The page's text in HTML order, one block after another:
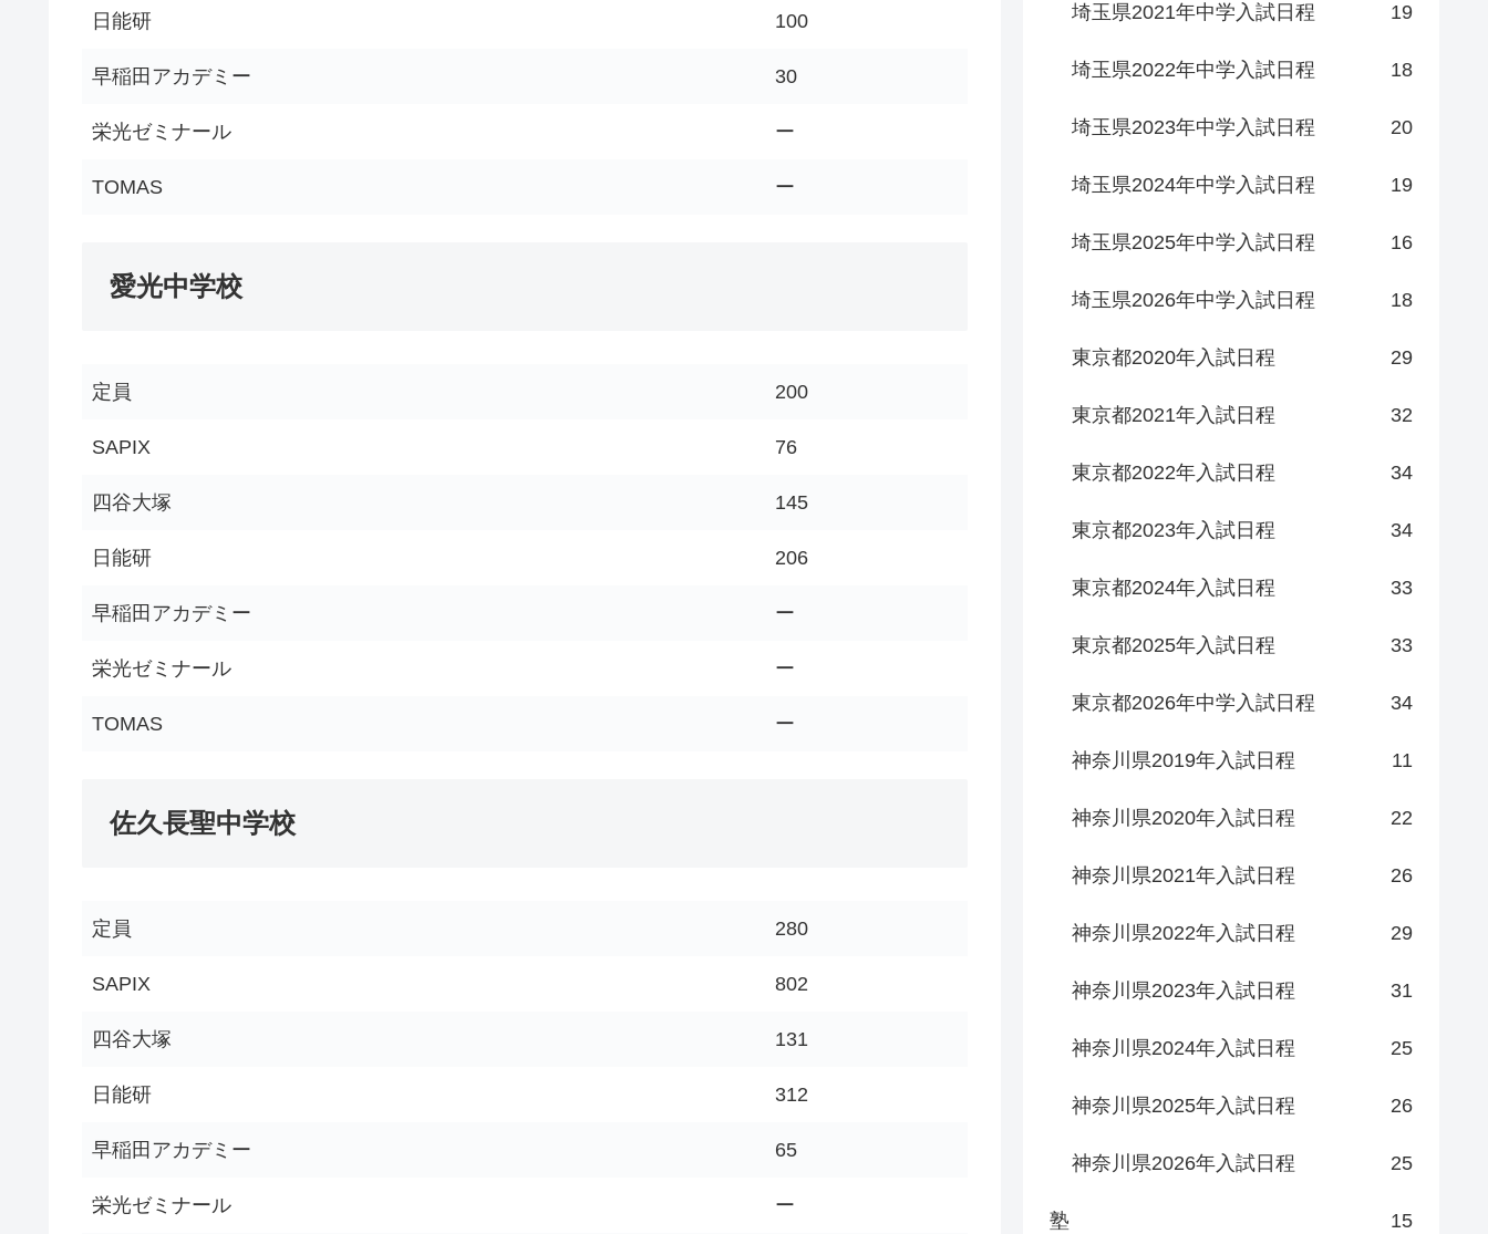
日能研 100
早稲田アカデミー 30
栄光ゼミナール ー
TOMAS ー
愛光中学校
定員 200
SAPIX 76
四谷大塚 145
日能研 206
早稲田アカデミー ー
栄光ゼミナール ー
TOMAS ー
佐久長聖中学校
定員 280
SAPIX 802
四谷大塚 131
日能研 312
早稲田アカデミー 65
栄光ゼミナール ー
埼玉県2021年中学入試日程 19
埼玉県2022年中学入試日程 18
埼玉県2023年中学入試日程 20
埼玉県2024年中学入試日程 19
埼玉県2025年中学入試日程 16
埼玉県2026年中学入試日程 18
東京都2020年入試日程 29
東京都2021年入試日程 32
東京都2022年入試日程 34
東京都2023年入試日程 34
東京都2024年入試日程 33
東京都2025年入試日程 33
東京都2026年中学入試日程 34
神奈川県2019年入試日程 11
神奈川県2020年入試日程 22
神奈川県2021年入試日程 26
神奈川県2022年入試日程 29
神奈川県2023年入試日程 31
神奈川県2024年入試日程 25
神奈川県2025年入試日程 26
神奈川県2026年入試日程 25
塾 15